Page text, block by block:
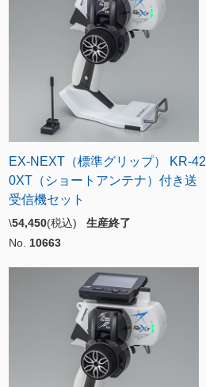
EX-NEXT（標準グリップ） KR-42
0XT（ショートアンテナ）付き送
受信機セット
\54,450(税込) 生産終了
No. 10663